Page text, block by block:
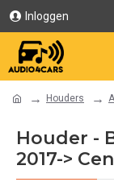
Inloggen
Houders
Houder -
2017->